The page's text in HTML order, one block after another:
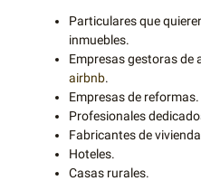
Particulares que
inmuebles.
Empresas gestoras
airbnb.
Empresas de reformas.
Profesionales
Fabricantes de
Hoteles.
Casas rurales.